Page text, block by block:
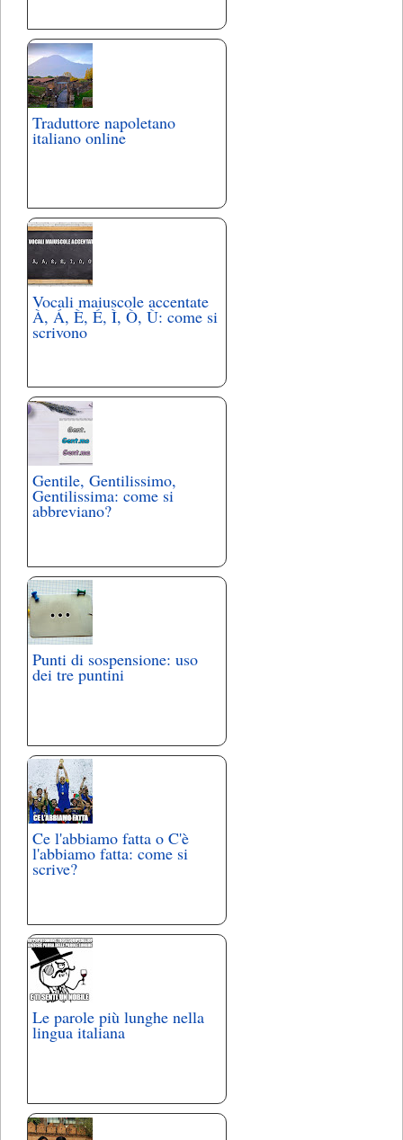
Traduttore napoletano
italiano online
Vocali maiuscole accentate
À, Á, È, É, Ì, Ò, Ù: come si
scrivono
Gentile, Gentilissimo,
Gentilissima: come si
abbreviano?
Punti di sospensione: uso
dei tre puntini
Ce l'abbiamo fatta o C'è
l'abbiamo fatta: come si
scrive?
Le parole più lunghe nella
lingua italiana